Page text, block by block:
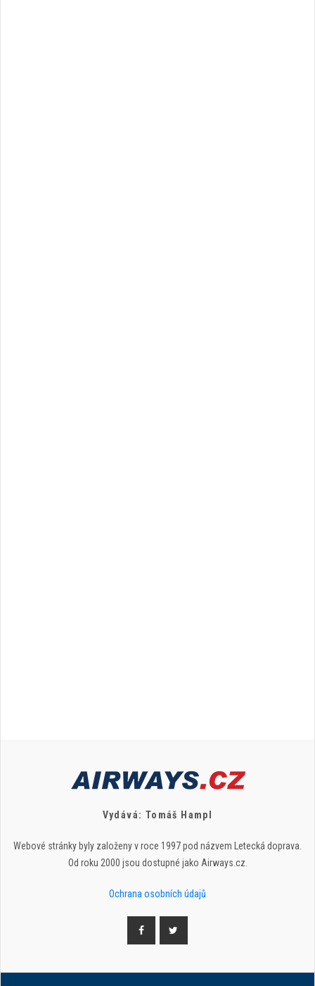
Vydává: Tomáš Hampl
Webové stránky byly založeny v roce 1997 pod názvem Letecká doprava.
Od roku 2000 jsou dostupné jako Airways.cz.
Ochrana osobních údajů